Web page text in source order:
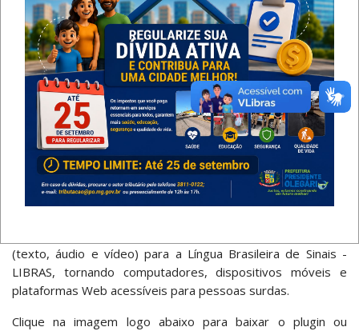
Internet
Explorer
ATENÇÃO: este navegador pode não
suportar os atalhos de acessibilidade
do portal.
O que é oVLIBRAS?
Resultado de uma parceria entre o Ministério do
Planejamento, Desenvolvimento e Gestão (MP), por meio
da Secretaria de Tecnologia da Informação (STI) e a
Universidade Federal da Paraíba (UFPB), a Suíte VLibras
(texto, áudio e vídeo) para a Língua Brasileira de Sinais -
LIBRAS, tornando computadores, dispositivos móveis e
plataformas Web acessíveis para pessoas surdas.
Clique na imagem logo abaixo para baixar o plugin ou